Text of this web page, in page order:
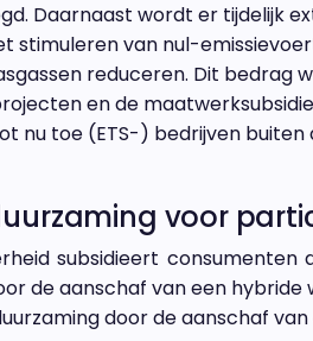
Daarnaast wordt er tijdelijk
stimuleren van nul-
reduceren. Dit bedrag
en de
nu toe (ETS-) bedrijven buiten
voor
subsidieert
de aanschaf van een
door de aanschaf